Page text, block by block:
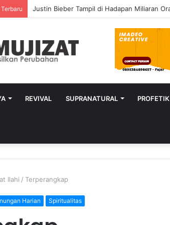
REVIVAL SUPRANATURAL PROFETIK
Ilahi / Terperangkap
Harian Spiritualitas